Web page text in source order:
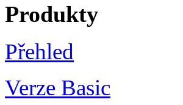
Produkty
Přehled
Verze Basic